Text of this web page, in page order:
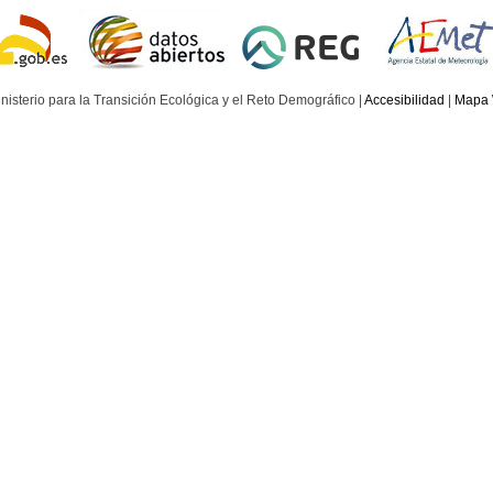
para la Transición Ecológica y el Reto Demográfico | Accesibilidad | Mapa